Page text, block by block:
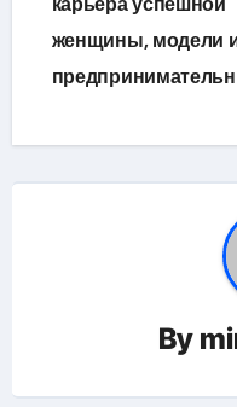
записям
женщины, модели
By